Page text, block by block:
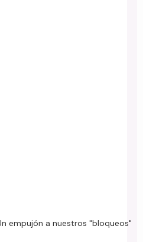
empujón a nuestros "bloqueos"